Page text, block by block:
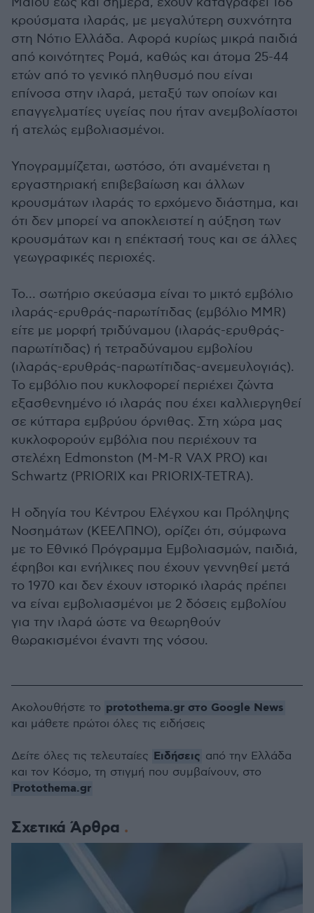
κρούσματα ιλαράς, με μεγαλύτερη συχνότητα
στη Νότιο Ελλάδα. Αφορά κυρίως μικρά παιδιά
από κοινότητες Ρομά, καθώς και άτομα 25-44
ετών από το γενικό πληθυσμό που είναι
επίνοσα στην ιλαρά, μεταξύ των οποίων και
επαγγελματίες υγείας που ήταν ανεμβολίαστοι
ή ατελώς εμβολιασμένοι.
Υπογραμμίζεται, ωστόσο, ότι αναμένεται η
εργαστηριακή επιβεβαίωση και άλλων
κρουσμάτων ιλαράς το ερχόμενο διάστημα, και
ότι δεν μπορεί να αποκλειστεί η αύξηση των
κρουσμάτων και η επέκτασή τους και σε άλλες
γεωγραφικές περιοχές.
Το… σωτήριο σκεύασμα είναι το μικτό εμβόλιο
ιλαράς-ερυθράς-παρωτίτιδας (εμβόλιο MMR)
είτε με μορφή τριδύναμου (ιλαράς-ερυθράς-
παρωτίτιδας) ή τετραδύναμου εμβολίου
(ιλαράς-ερυθράς-παρωτίτιδας-ανεμευλογιάς).
Το εμβόλιο που κυκλοφορεί περιέχει ζώντα
εξασθενημένο ιό ιλαράς που έχει καλλιεργηθεί
σε κύτταρα εμβρύου όρνιθας. Στη χώρα μας
κυκλοφορούν εμβόλια που περιέχουν τα
στελέχη Edmonston (M-M-R VAX PRO) και
Schwartz (PRIORIX και PRIORIX-TETRA).
Η οδηγία του Κέντρου Ελέγχου και Πρόληψης
Νοσημάτων (ΚΕΕΛΠΝΟ), ορίζει ότι, σύμφωνα
με το Εθνικό Πρόγραμμα Εμβολιασμών, παιδιά,
έφηβοι και ενήλικες που έχουν γεννηθεί μετά
το 1970 και δεν έχουν ιστορικό ιλαράς πρέπει
να είναι εμβολιασμένοι με 2 δόσεις εμβολίου
για την ιλαρά ώστε να θεωρηθούν
θωρακισμένοι έναντι της νόσου.
Σχετικά Άρθρα
Ακολουθήστε το protothema.gr στο Google News
και μάθετε πρώτοι όλες τις ειδήσεις
Δείτε όλες τις τελευταίες Ειδήσεις από την Ελλάδα
και τον Κόσμο, τη στιγμή που συμβαίνουν, στο
Protothema.gr